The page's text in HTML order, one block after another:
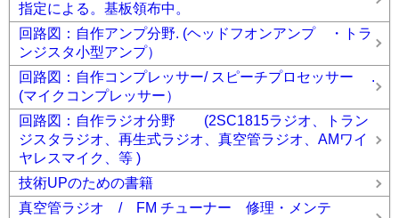
指定による。基板領布中。
回路図：自作アンプ分野. (ヘッドフオンアンプ ・トラ
ンジスタ小型アンプ）
回路図：自作コンプレッサー/ スピーチプロセッサー .
(マイクコンプレッサー）
回路図：自作ラジオ分野 (2SC1815ラジオ、トラン
ジスタラジオ、再生式ラジオ、真空管ラジオ、AMワイ
ヤレスマイク、等 )
技術UPのための書籍
真空管ラジオ / FM チューナー 修理・メンテ